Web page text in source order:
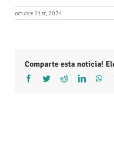
octubre 21st, 2024
Comparte esta noticia!
Facebook
TwitterRedditLinkedIn